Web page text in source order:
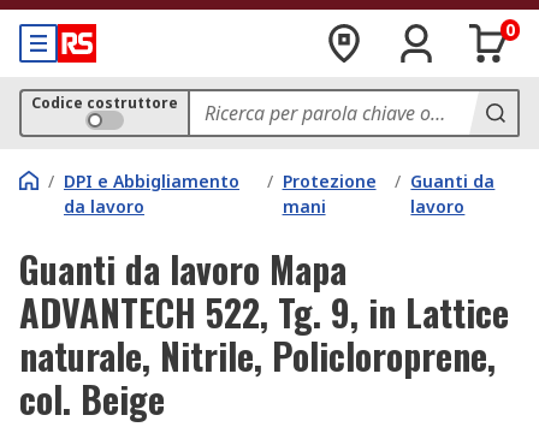
0
Codice costruttore
/ DPI e Abbigliamento
da lavoro
/ Protezione
mani
/ Guanti da
lavoro
Guanti da lavoro Mapa
ADVANTECH 522, Tg. 9, in Lattice
naturale, Nitrile, Policloroprene,
col. Beige